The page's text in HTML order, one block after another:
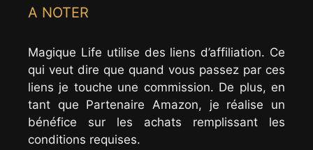
A NOTER
Magique Life utilise des liens d’affiliation. Ce
qui veut dire que quand vous passez par ces
liens je touche une commission. De plus, en
tant que Partenaire Amazon, je réalise un
bénéfice sur les achats remplissant les
conditions requises.